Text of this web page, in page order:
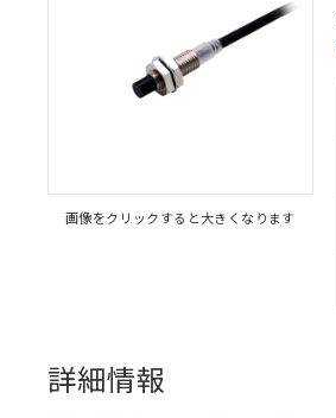
画像をクリックすると大きくなります
詳細情報